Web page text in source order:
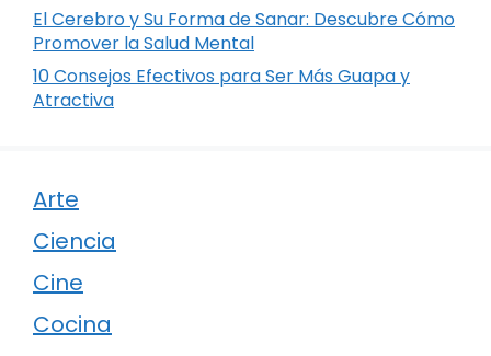
El Cerebro y Su Forma de Sanar: Descubre Cómo
Promover la Salud Mental
10 Consejos Efectivos para Ser Más Guapa y
Atractiva
Arte
Ciencia
Cine
Cocina